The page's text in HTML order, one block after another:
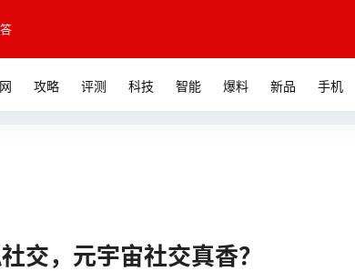
攻略 评测 科技 智能 爆料 新品 手机
交，元宇宙社交真香？